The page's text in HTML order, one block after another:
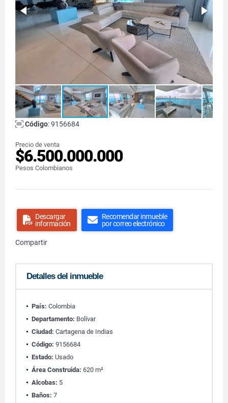
Código: 9156684
Precio de venta
$6.500.000.000
Pesos Colombianos
Descargar
información
Recomendar inmueble
por correo electrónico
Compartir
Detalles del inmueble
País: Colombia
Departamento: Bolívar
Ciudad: Cartagena de Indias
Código: 9156684
Estado: Usado
Área Construida: 620 m²
Alcobas: 5
Baños: 7